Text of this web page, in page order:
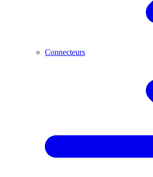
Connecteurs